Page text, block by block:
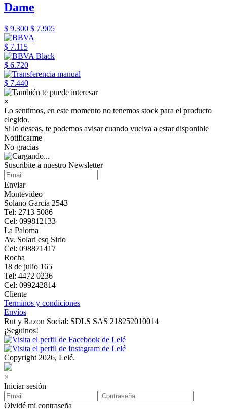
Dame
$ 9.300 $ 7.905
$ 7.115
$ 6.720
$ 7.440
×
Lo sentimos, en este momento no tenemos stock para el producto
elegido.
Si lo deseas, te podemos avisar cuando vuelva a estar disponible
Notificarme
No gracias
Suscribite a nuestro Newsletter
Enviar
Montevideo
Solano Garcia 2543
Tel: 2713 5086
Cel: 099812133
La Paloma
Av. Solari esq Sirio
Cel: 098871417
Rocha
18 de julio 165
Tel: 4472 0236
Cel: 099242814
Cliente
Terminos y condiciones
Envíos
Rut y Razon Social: SDLS SAS 218252010014
¡Seguinos!
Copyright 2026, Lelé.
×
Iniciar sesión
Olvidé mi contraseña